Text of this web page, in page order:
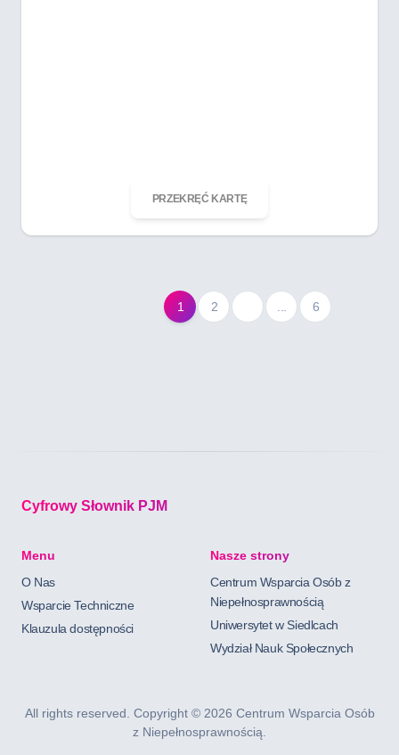
PRZEKRĘĆ KARTĘ
ODKRĘĆ KARTĘ
1 2 6
Cyfrowy Słownik PJM
Menu
O Nas
Wsparcie Techniczne
Klauzula dostępności
Nasze strony
Centrum Wsparcia Osób z
Niepełnosprawnością
Uniwersytet w Siedlcach
Wydział Nauk Społecznych
All rights reserved. Copyright © 2026 Centrum Wsparcia Osób
z Niepełnosprawnością.